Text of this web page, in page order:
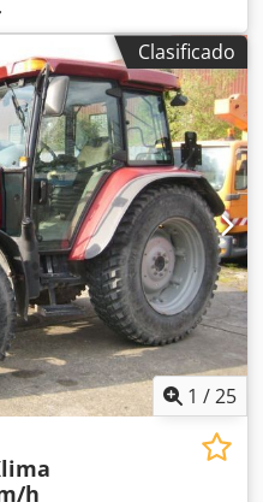
XL 18-60: máquina
en buen estado, lista
sujeta un bloque de
cubierta preparada.
de adhesivo, con
Formato: Altura del
bloque: 110 – 450 mm
de producción:
hora Alimentación
en Alemania.
para libros Prensa para
Fabricado por Schmedt,
buenas condiciones y
técnicas: Formato
220 kg Alimentación
El precio es por un
Clasificado
1 /25
h